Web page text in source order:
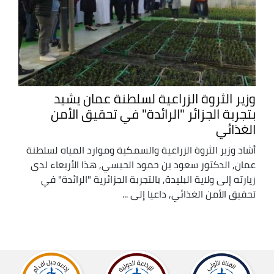
وزير الثروة الزراعية لسلطنة عمان يشيد
بتجربة الجزائر "الرائدة" في تحقيق الأمن
الغذائي
أشاد وزير الثروة الزراعية والسمكية وموارد المياه لسلطنة
عمان, الدكتور سعود بن حمود الحبسي, هذا الأربعاء لدى
زيارته إلى ولاية البليدة, بالتجربة الجزائرية "الرائدة" في
تحقيق الأمن الغذائي, داعيا إلى ...